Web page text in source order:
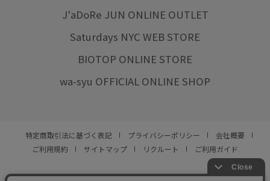
J'aDoRe JUN ONLINE OUTLET
Saturdays NYC WEB STORE
BIOTOP ONLINE STORE
wa-syu OFFICIAL ONLINE SHOP
特定商取引法に基づく表記 プライバシーポリシー
会社概要
ご利用規約
サイトマップ リクルート ご利用ガイド